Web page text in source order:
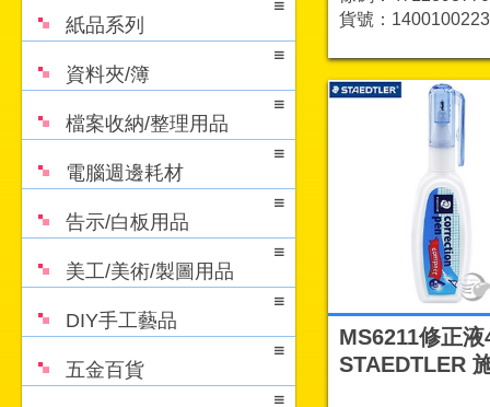
紙品系列
資料夾/簿
檔案收納/整理用品
電腦週邊耗材
告示/白板用品
美工/美術/製圖用品
DIY手工藝品
五金百貨
貨號：1400100223
MS6211修正
STAEDTLER